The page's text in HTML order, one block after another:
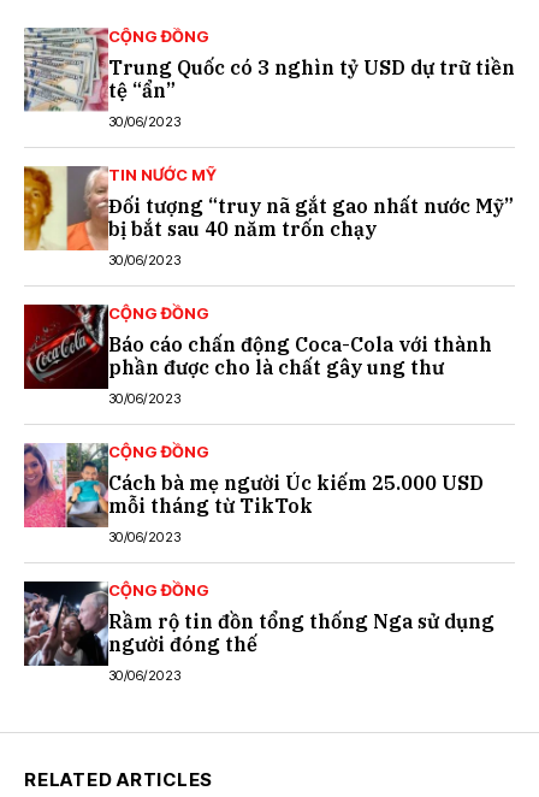
CỘNG ĐỒNG
Trung Quốc có 3 nghìn tỷ USD dự trữ tiền
tệ “ẩn”
30/06/2023
TIN NƯỚC MỸ
Đối tượng “truy nã gắt gao nhất nước Mỹ”
bị bắt sau 40 năm trốn chạy
30/06/2023
CỘNG ĐỒNG
Báo cáo chấn động Coca-Cola với thành
phần được cho là chất gây ung thư
30/06/2023
CỘNG ĐỒNG
Cách bà mẹ người Úc kiếm 25.000 USD
mỗi tháng từ TikTok
30/06/2023
CỘNG ĐỒNG
Rầm rộ tin đồn tổng thống Nga sử dụng
người đóng thế
30/06/2023
RELATED ARTICLES